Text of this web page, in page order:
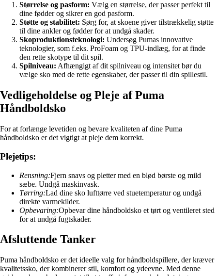
Størrelse og pasform: Vælg en størrelse, der passer perfekt til
dine fødder og sikrer en god pasform.
Støtte og stabilitet: Sørg for, at skoene giver tilstrækkelig støtte
til dine ankler og fødder for at undgå skader.
Skoproduktionsteknologi: Undersøg Pumas innovative
teknologier, som f.eks. ProFoam og TPU-indlæg, for at finde
den rette skotype til dit spil.
Spilniveau: Afhængigt af dit spilniveau og intensitet bør du
vælge sko med de rette egenskaber, der passer til din spillestil.
Vedligeholdelse og Pleje af Puma
Håndboldsko
For at forlænge levetiden og bevare kvaliteten af dine Puma
håndboldsko er det vigtigt at pleje dem korrekt.
Plejetips:
Rensning:Fjern snavs og pletter med en blød børste og mild
sæbe. Undgå maskinvask.
Tørring:Lad dine sko lufttørre ved stuetemperatur og undgå
direkte varmekilder.
Opbevaring:Opbevar dine håndboldsko et tørt og ventileret sted
for at undgå fugtskader.
Afsluttende Tanker
Puma håndboldsko er det ideelle valg for håndboldspillere, der kræver
kvalitetssko, der kombinerer stil, komfort og ydeevne. Med denne